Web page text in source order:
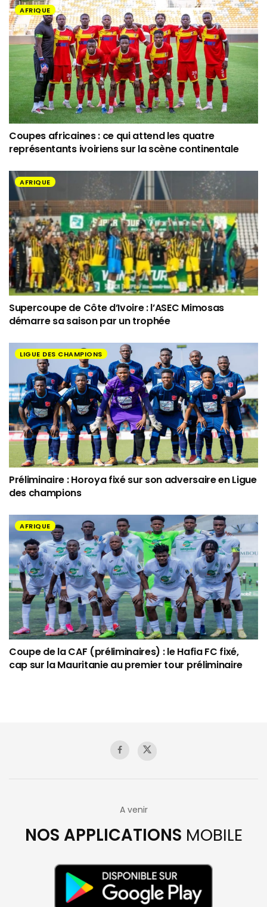
AFRIQUE
Coupes africaines : ce qui attend les quatre
représentants ivoiriens sur la scène continentale
AFRIQUE
Supercoupe de Côte d’Ivoire : l’ASEC Mimosas
démarre sa saison par un trophée
LIGUE DES CHAMPIONS
Préliminaire : Horoya fixé sur son adversaire en Ligue
des champions
AFRIQUE
Coupe de la CAF (préliminaires) : le Hafia FC fixé,
cap sur la Mauritanie au premier tour préliminaire
A venir
NOS APPLICATIONS MOBILE